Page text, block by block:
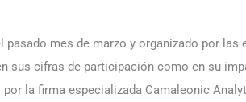
mes de marzo y organizado por las
sus cifras de participación como en su
la firma especializada Camaleonic